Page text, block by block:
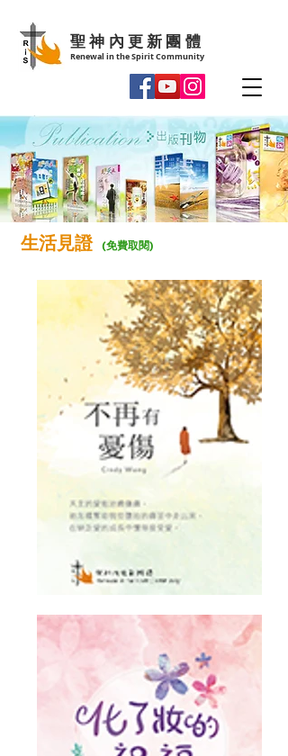
聖神內更新團體
Renewal in the Spirit Community
生活見證 (免費取閱)